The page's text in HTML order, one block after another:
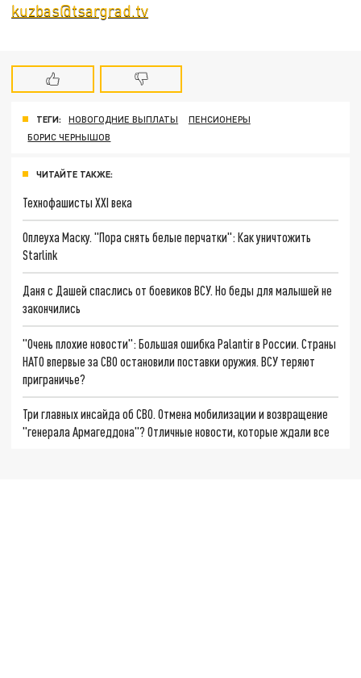
kuzbas@tsargrad.tv
ТЕГИ: НОВОГОДНИЕ ВЫПЛАТЫ
ПЕНСИОНЕРЫ
БОРИС ЧЕРНЫШОВ
ЧИТАЙТЕ ТАКЖЕ:
Технофашисты XXI века
Оплеуха Маску. "Пора снять белые перчатки": Как уничтожить
Starlink
Даня с Дашей спаслись от боевиков ВСУ. Но беды для малышей не
закончились
"Очень плохие новости": Большая ошибка Palantir в России. Страны
НАТО впервые за СВО остановили поставки оружия. ВСУ теряют
приграничье?
Три главных инсайда об СВО. Отмена мобилизации и возвращение
"генерала Армагеддона"? Отличные новости, которые ждали все